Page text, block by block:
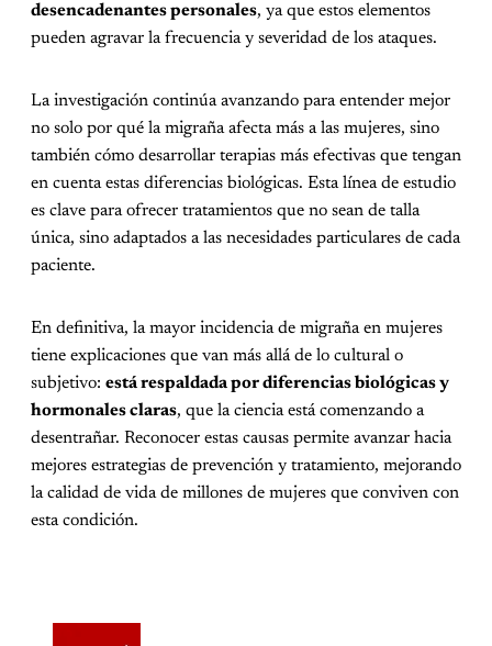
desencadenantes personales, ya que estos elementos
pueden agravar la frecuencia y severidad de los ataques.
La investigación continúa avanzando para entender mejor
no solo por qué la migraña afecta más a las mujeres, sino
también cómo desarrollar terapias más efectivas que tengan
en cuenta estas diferencias biológicas. Esta línea de estudio
es clave para ofrecer tratamientos que no sean de talla
única, sino adaptados a las necesidades particulares de cada
paciente.
En definitiva, la mayor incidencia de migraña en mujeres
tiene explicaciones que van más allá de lo cultural o
subjetivo: está respaldada por diferencias biológicas y
hormonales claras, que la ciencia está comenzando a
desentrañar. Reconocer estas causas permite avanzar hacia
mejores estrategias de prevención y tratamiento, mejorando
la calidad de vida de millones de mujeres que conviven con
esta condición.